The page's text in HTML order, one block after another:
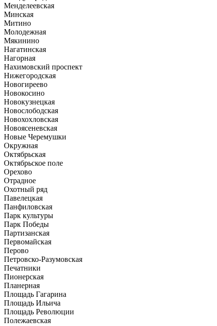
Менделеевская
Минская
Митино
Молодежная
Мякинино
Нагатинская
Нагорная
Нахимовский проспект
Нижегородская
Новогиреево
Новокосино
Новокузнецкая
Новослободская
Новохохловская
Новоясеневская
Новые Черемушки
Окружная
Октябрьская
Октябрьское поле
Орехово
Отрадное
Охотный ряд
Павелецкая
Панфиловская
Парк культуры
Парк Победы
Партизанская
Первомайская
Перово
Петровско-Разумовская
Печатники
Пионерская
Планерная
Площадь Гагарина
Площадь Ильича
Площадь Революции
Полежаевская